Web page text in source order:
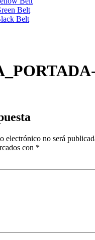
Belt
Belt
electrónico no será
con *